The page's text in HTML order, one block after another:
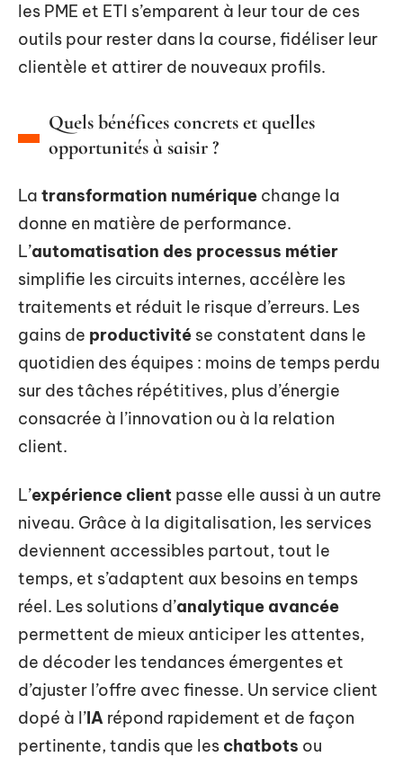
les PME et ETI s’emparent à leur tour de ces
outils pour rester dans la course, fidéliser leur
clientèle et attirer de nouveaux profils.
Quels bénéfices concrets et quelles
opportunités à saisir ?
La transformation numérique change la
donne en matière de performance.
L’automatisation des processus métier
simplifie les circuits internes, accélère les
traitements et réduit le risque d’erreurs. Les
gains de productivité se constatent dans le
quotidien des équipes : moins de temps perdu
sur des tâches répétitives, plus d’énergie
consacrée à l’innovation ou à la relation
client.
L’expérience client passe elle aussi à un autre
niveau. Grâce à la digitalisation, les services
deviennent accessibles partout, tout le
temps, et s’adaptent aux besoins en temps
réel. Les solutions d’analytique avancée
permettent de mieux anticiper les attentes,
de décoder les tendances émergentes et
d’ajuster l’offre avec finesse. Un service client
dopé à l’IA répond rapidement et de façon
pertinente, tandis que les chatbots ou